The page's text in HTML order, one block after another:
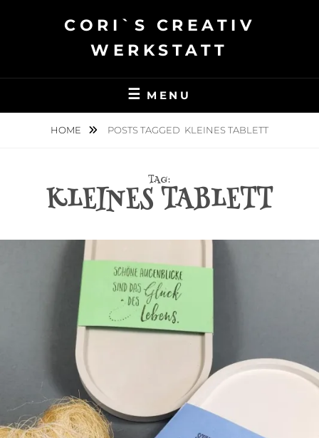
CORI`S CREATIV
WERKSTATT
MENU
HOME POSTS TAGGED KLEINES TABLETT
TAG:
KLEINES TABLETT